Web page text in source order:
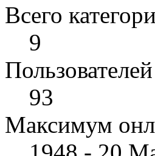
Всего
9
93
Максимум